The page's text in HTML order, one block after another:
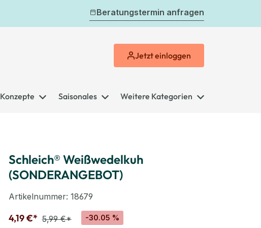
Beratungstermin anfragen
Jetzteinloggen
Konzepte Saisonales Weitere Kategorien
Schleich® Weißwedelkuh
(SONDERANGEBOT)
Artikelnummer: 18679
4,19 €* 5,99 €*
-30.05 %